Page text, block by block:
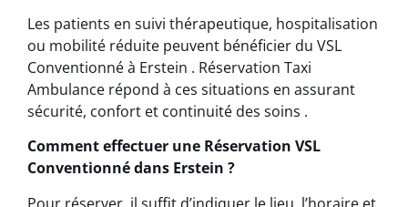
Les patients en suivi thérapeutique, hospitalisation
ou mobilité réduite peuvent bénéficier du VSL
Conventionné à Erstein . Réservation Taxi
Ambulance répond à ces situations en assurant
sécurité, confort et continuité des soins .
Comment effectuer une Réservation VSL
Conventionné dans Erstein ?